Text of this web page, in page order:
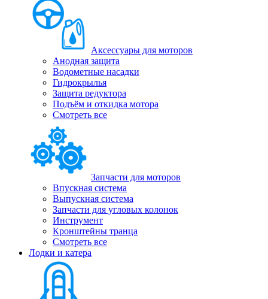
Аксессуары для моторов
Анодная защита
Водометные насадки
Гидрокрылья
Защита редуктора
Подъём и откидка мотора
Смотреть все
Запчасти для моторов
Впускная система
Выпускная система
Запчасти для угловых колонок
Инструмент
Кронштейны транца
Смотреть все
Лодки и катера